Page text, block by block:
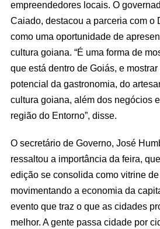
empreendedores locais. O
Caiado, destacou a parceria com o
como uma oportunidade de
cultura goiana. “É uma forma de
que está dentro de Goiás, e
potencial da gastronomia, do
cultura goiana, além dos negócios
região do Entorno”, disse.
O secretário de Governo, José
ressaltou a importância da feira,
edição se consolida como vitrine
movimentando a economia da
evento que traz o que as cidades
melhor. A gente passa cidade por